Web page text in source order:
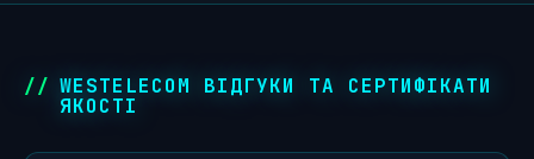
WESTELECOM ВІДГУКИ ТА СЕРТИФІКАТИ
ЯКОСТІ